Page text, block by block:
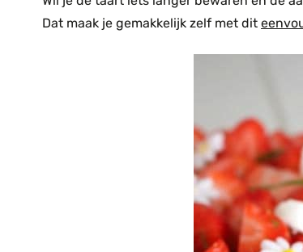
Dat maak je gemakkelijk zelf met dit